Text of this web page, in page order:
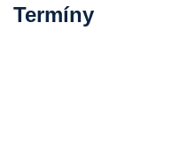
Termíny